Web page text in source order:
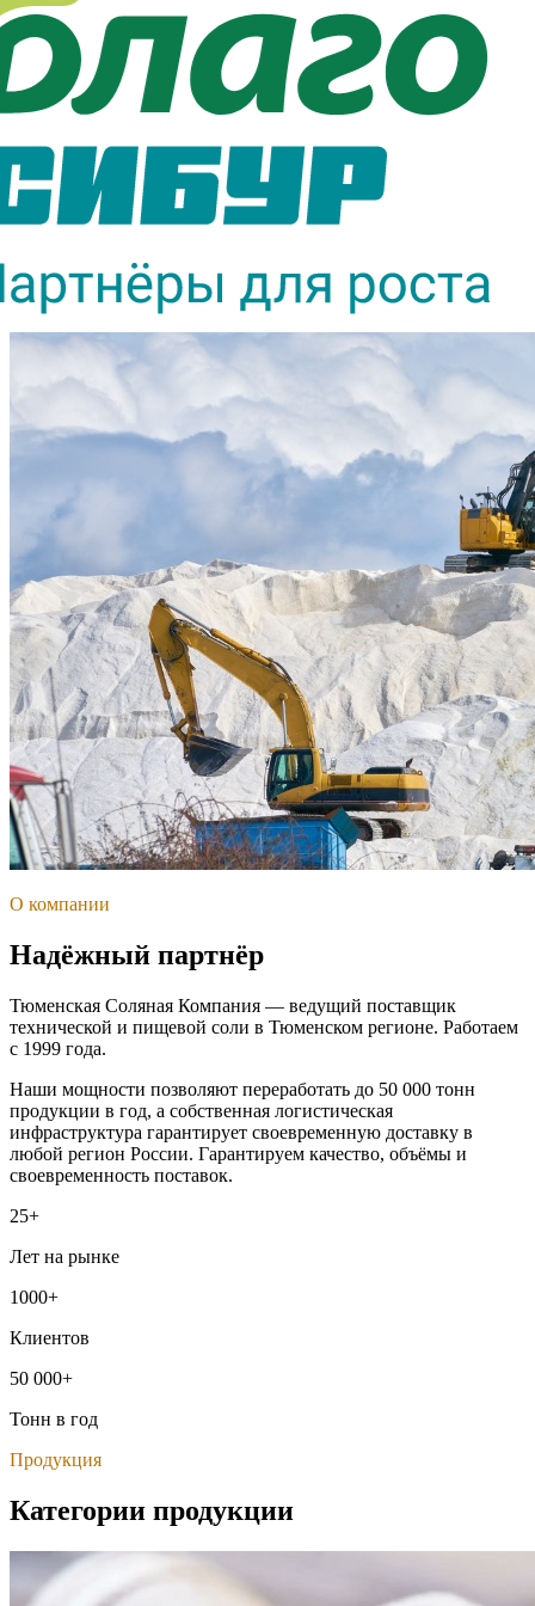
О компании
Надёжный партнёр
Тюменская Соляная Компания — ведущий поставщик
технической и пищевой соли в Тюменском регионе. Работаем
с 1999 года.
Наши мощности позволяют переработать до 50 000 тонн
продукции в год, а собственная логистическая
инфраструктура гарантирует своевременную доставку в
любой регион России. Гарантируем качество, объёмы и
своевременность поставок.
25+
Лет на рынке
1000+
Клиентов
50 000+
Тонн в год
Продукция
Категории продукции